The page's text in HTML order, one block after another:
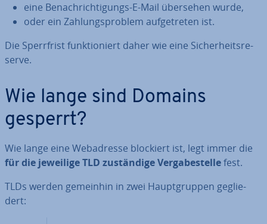
eine Be­nach­rich­ti­gungs-E-Mail übersehen wurde,
oder ein Zah­lungs­pro­blem auf­ge­tre­ten ist.
Die Sperr­frist funk­tio­niert daher wie eine Si­cher­heits­re­
ser­ve.
Wie lange sind Domains
gesperrt?
Wie lange eine Web­adres­se blockiert ist, legt immer die
für die jeweilige TLD zu­stän­di­ge Ver­ga­be­stel­lefest.
TLDs werden gemeinhin in zwei Haupt­grup­pen ge­glie­
dert: